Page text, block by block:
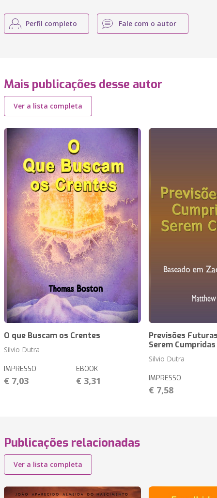
Perfil completo Fale com o autor
Mais publicações desse autor
Ver a lista completa
O que Buscam os Crentes
Silvio Dutra
IMPRESSO
€ 7,03
EBOOK
€ 3,31
Previsões
Serem Cumpridas
Silvio Dutra
IMPRESSO
€ 7,58
Publicações relacionadas
Ver a lista completa